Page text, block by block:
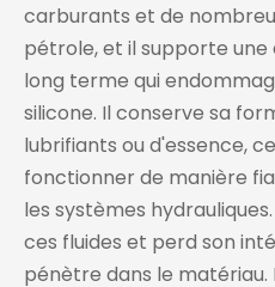
carburants et de
pétrole, et il supporte une
long terme qui
silicone. Il conserve sa
lubrifiants ou d'essence,
fonctionner de manière
les systèmes
ces fluides et perd son
pénètre dans le